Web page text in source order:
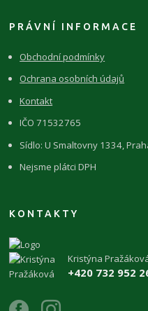
PRÁVNÍ INFORMACE
Obchodní podmínky
Ochrana osobních údajů
Kontakt
IČO 71532765
Sídlo: U Smaltovny 1334,
Nejsme plátci DPH
KONTAKTY
Kristýna
+420 732 952